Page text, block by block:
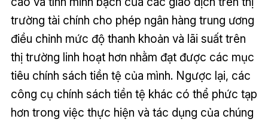
trường tài chính cho phép ngân hàng trung ương
điều chỉnh mức độ thanh khoản và lãi suất trên
thị trường linh hoạt hơn nhằm đạt được các mục
tiêu chính sách tiền tệ của mình. Ngược lại, các
công cụ chính sách tiền tệ khác có thể phức tạp
hơn trong việc thực hiện và tác dụng của chúng